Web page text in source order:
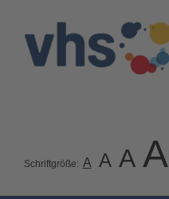
Schriftgröße: A A A A